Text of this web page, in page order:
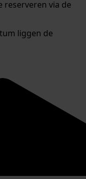
reserveren via de
liggen de